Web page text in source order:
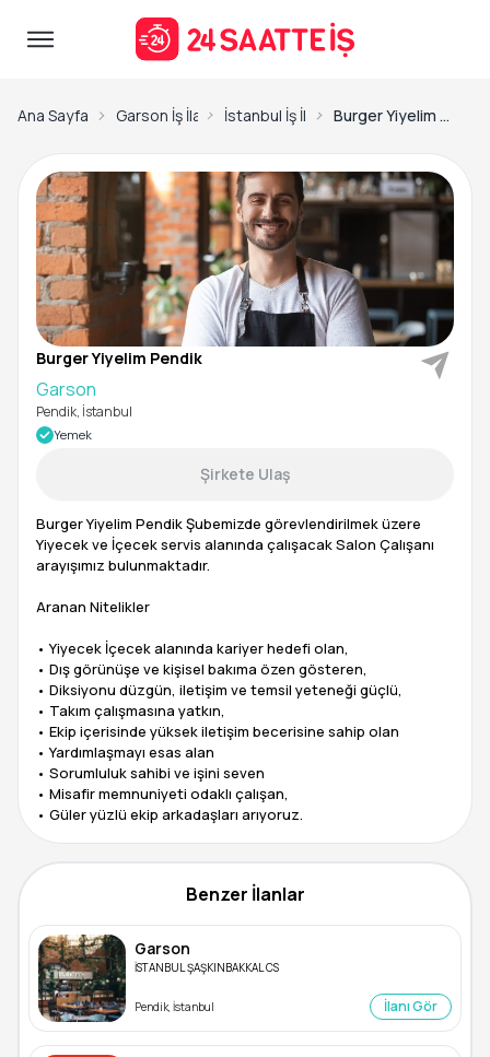
Ana Sayfa Garson İş İlanlarıİstanbul İş İlanları Burger Yiyelim Pendik-Garson
Burger Yiyelim Pendik
Garson
Pendik, İstanbul
Yemek
Şirkete Ulaş
Burger Yiyelim Pendik Şubemizde görevlendirilmek üzere
Yiyecek ve İçecek servis alanında çalışacak Salon Çalışanı
arayışımız bulunmaktadır.
Aranan Nitelikler
• Yiyecek İçecek alanında kariyer hedefi olan,
• Dış görünüşe ve kişisel bakıma özen gösteren,
• Diksiyonu düzgün, iletişim ve temsil yeteneği güçlü,
• Takım çalışmasına yatkın,
• Ekip içerisinde yüksek iletişim becerisine sahip olan
• Yardımlaşmayı esas alan
• Sorumluluk sahibi ve işini seven
• Misafir memnuniyeti odaklı çalışan,
• Güler yüzlü ekip arkadaşları arıyoruz.
Benzer İlanlar
Garson
İSTANBUL ŞAŞKINBAKKAL CS
Pendik, İstanbul İlanı Gör